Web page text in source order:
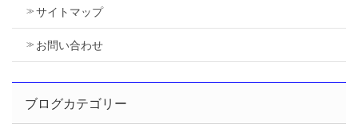
サイトマップ
お問い合わせ
ブログカテゴリー